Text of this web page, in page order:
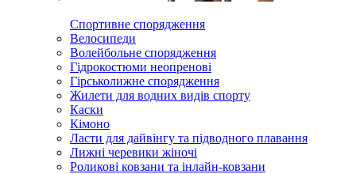
Спортивне спорядження
Велосипеди
Волейбольне спорядження
Гідрокостюми неопренові
Гірськолижне спорядження
Жилети для водних видів спорту
Каски
Кімоно
Ласти для дайвінгу та підводного плавання
Лижні черевики жіночі
Роликові ковзани та інлайн-ковзани